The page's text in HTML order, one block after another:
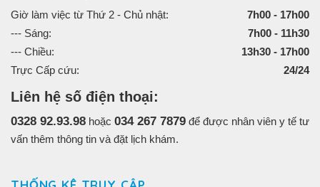
Giờ làm việc từ Thứ 2 - Chủ nhật:
7h00 - 17h00
--- Sáng:
7h00 - 11h30
--- Chiều:
13h30 - 17h00
Trực Cấp cứu:
24/24
Liên hệ số điện thoại:
0328 92.93.98 hoặc 034 267 7879 để được nhân viên y tế tư
vấn thêm thông tin và đặt lịch khám.